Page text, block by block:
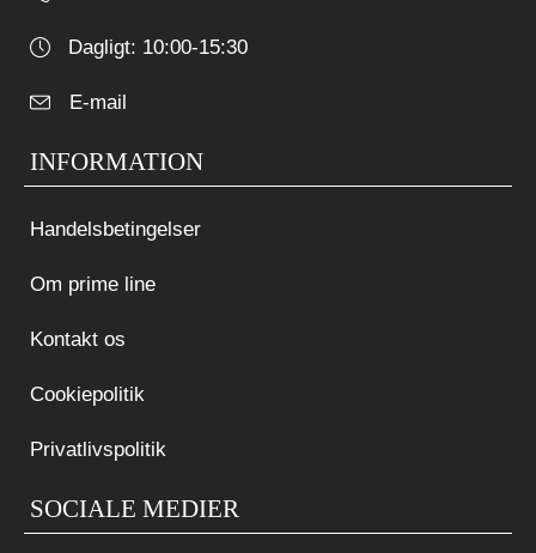
Dagligt: 10:00-15:30
E-mail
INFORMATION
Handelsbetingelser
Om prime line
Kontakt os
Cookiepolitik
Privatlivspolitik
SOCIALE MEDIER